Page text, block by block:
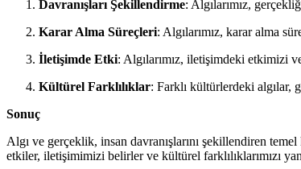
Davranışları Şekillendirme: Algılarımız,
Karar Alma Süreçleri: Algılarımız, karar alma
İletişimde Etki: Algılarımız, iletişimdeki etkimizi
Kültürel Farklılıklar: Farklı kültürlerdeki algılar,
Sonuç
Algı ve gerçeklik, insan davranışlarını şekillendiren
etkiler, iletişimimizi belirler ve kültürel farklılıklarımızı